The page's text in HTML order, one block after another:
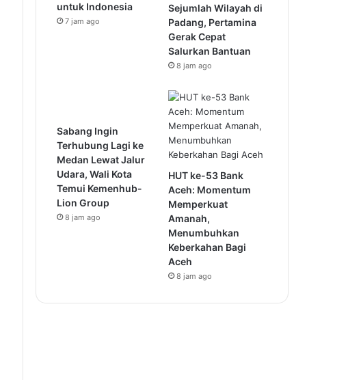
untuk Indonesia
7 jam ago
Sejumlah Wilayah di
Padang, Pertamina
Gerak Cepat
Salurkan Bantuan
8 jam ago
Sabang Ingin
Terhubung Lagi ke
Medan Lewat Jalur
Udara, Wali Kota
Temui Kemenhub-
Lion Group
8 jam ago
HUT ke-53 Bank
Aceh: Momentum
Memperkuat
Amanah,
Menumbuhkan
Keberkahan Bagi
Aceh
8 jam ago